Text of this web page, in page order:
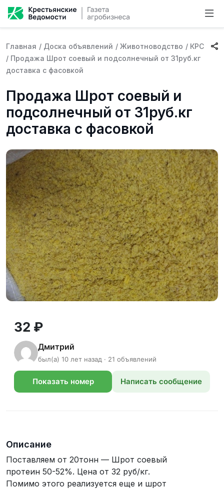
Главная / Доска объявлений / Животноводство / КРС
/ Продажа Шрот соевый и подсолнечный от 31руб.кг
доставка с фасовкой
Продажа Шрот соевый и
подсолнечный от 31руб.кг
доставка с фасовкой
32 ₽
Дмитрий
был(а) 10 лет назад · 21 объявлений
Показать номер Написать сообщение
Описание
Поставляем от 20тонн — Шрот соевый
протеин 50-52%. Цена от 32 руб/кг.
Помимо этого реализуется еще и шрот